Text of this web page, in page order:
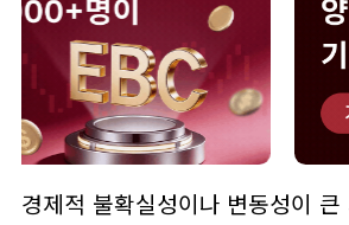
경제적 불확실성이나 변동성이